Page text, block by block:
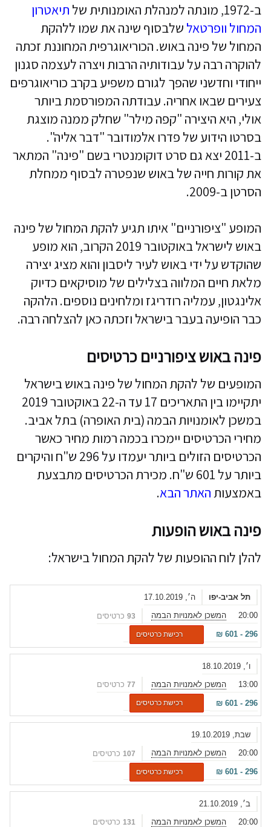
ב-1972, מונתה למנהלת האומנותית של
תיאטרון
המחול וופרטאל שלבסוף שינה את שמו ללהקת
המחול של פינה באוש. הכוריאוגרפית המחוננת זכתה
להוקרה רבה על עבודותיה הרבות ויצרה לעצמה סגנון
ייחודי וחדשני שהפך לגורם משפיע בקרב כוריאוגרפים
צעירים שבאו אחריה. עבודתה המפורסמת ביותר
אולי, היא היצירה "קפה מילר" שחלק ממנה מוצגת
בסרטו הידוע של פדרו אלמודובר "דבר אליה".
ב-2011 יצא גם סרט דוקומנטרי בשם "פינה" המתאר
את קורות חייה של באוש שנפטרה לבסוף ממחלת
הסרטן ב-2009.
המופע "ציפורניים" איתו תגיע להקת המחול של פינה
באוש לישראל באוקטובר 2019 הקרוב, הוא מופע
שהוקדש על ידי באוש לעיר ליסבון והוא מציג יצירה
מלאת חיים המלווה בצלילים של מוסיקאים כדיוק
אלינגטון, עמליה רודריגז ומלחינים נוספים. הלהקה
כבר הופיעה בעבר בישראל וזכתה כאן להצלחה רבה.
פינה באוש ציפורניים כרטיסים
המופעים של להקת המחול של פינה באוש בישראל
יתקיימו בין התאריכים 17 עד ה-22 באוקטובר 2019
במשכן לאומנויות הבמה (בית האופרה) בתל אביב.
מחירי הכרטיסים יימכרו בכמה רמות מחיר כאשר
הכרטיסים הזולים ביותר יעמדו על 296 ש"ח והיקרים
ביותר על 601 ש"ח. מכירת הכרטיסים מתבצעת
באמצעותהאתר הבא.
פינה באוש הופעות
להלן לוח ההופעות של להקת המחול בישראל:
תל אביב-יפו
ה׳, 17.10.2019
20:00
המשכן לאמנויות הבמה 93 כרטיסים
296
-
601
₪ רכישת כרטיסים
ו׳, 18.10.2019
13:00
המשכן לאמנויות הבמה 77 כרטיסים
296
-
601
₪ רכישת כרטיסים
שבת, 19.10.2019
20:00
המשכן לאמנויות הבמה 107 כרטיסים
296
-
601
₪ רכישת כרטיסים
ב׳, 21.10.2019
20:00
המשכן לאמנויות הבמה 131 כרטיסים